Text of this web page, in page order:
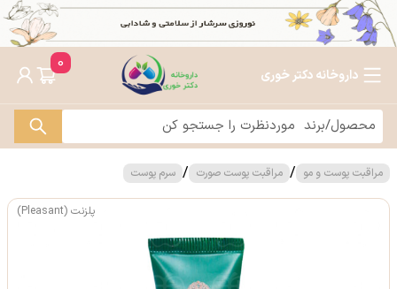
داروخانه دکتر خوری
0
مراقبت پوست و مو / مراقبت پوست صورت / سرم پوست
پلزنت (Pleasant)